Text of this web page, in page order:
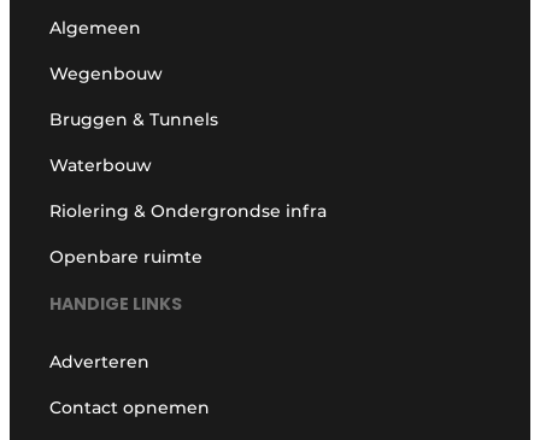
Algemeen
Wegenbouw
Bruggen & Tunnels
Waterbouw
Riolering & Ondergrondse infra
Openbare ruimte
HANDIGE LINKS
Adverteren
Contact opnemen